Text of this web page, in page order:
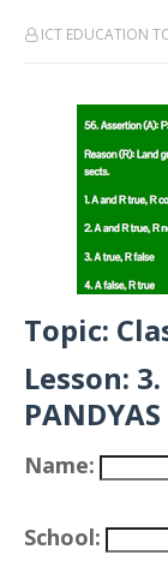
ICT EDUCATION
Topic:
Lesson: 3.
PANDYAS
Name:
School: